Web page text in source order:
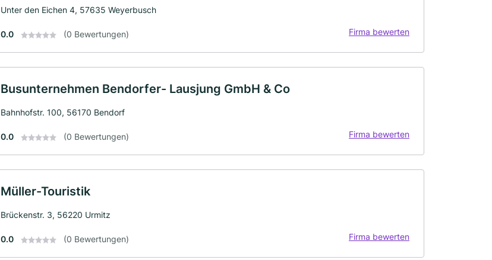
Unter den Eichen 4, 57635 Weyerbusch
0.0 (0 Bewertungen) Firma bewerten
Busunternehmen Bendorfer- Lausjung GmbH & Co
Bahnhofstr. 100, 56170 Bendorf
0.0 (0 Bewertungen) Firma bewerten
Müller-Touristik
Brückenstr. 3, 56220 Urmitz
0.0 (0 Bewertungen) Firma bewerten